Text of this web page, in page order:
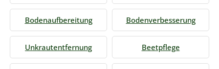
Bodenaufbereitung Bodenverbesserung
Unkrautentfernung Beetpflege